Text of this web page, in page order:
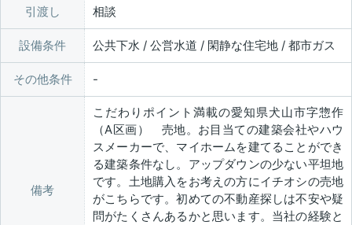
引渡し 相談
設備条件 公共下水 / 公営水道 / 閑静な住宅地 / 都市ガス
その他条件
備考
こだわりポイント満載の愛知県犬山市字惣作
（A区画） 売地。お目当ての建築会社やハウ
スメーカーで、マイホームを建てることができ
る建築条件なし。アップダウンの少ない平坦地
です。土地購入をお考えの方にイチオシの売地
がこちらです。初めての不動産探しは不安や疑
問がたくさんあるかと思います。当社の経験と